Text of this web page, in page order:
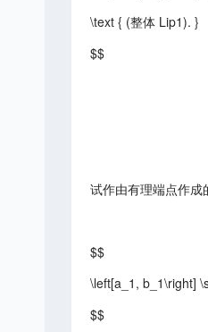
\text { (整体 Lip1). }
$$
试作由有理端点作成
$$
\left[a_1, b_1\right]
$$